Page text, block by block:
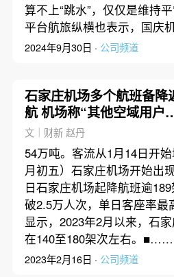
算不上“跳水”，仅仅是维持
平台航旅纵横也表示，国
2024年9月30日 · 公司频道
石家庄机场多个航班备降
航 机场称“其他空域用户
用”
文｜财新 赵丹
54万吨。客流从1月14日开
月初五）石家庄机场开始出
日石家庄机场起降航班逾
破2.5万人次，单日客座率最
显示，2023年2月以来，石
在140至180架次左右。■……
2023年2月16日 · 公司频道